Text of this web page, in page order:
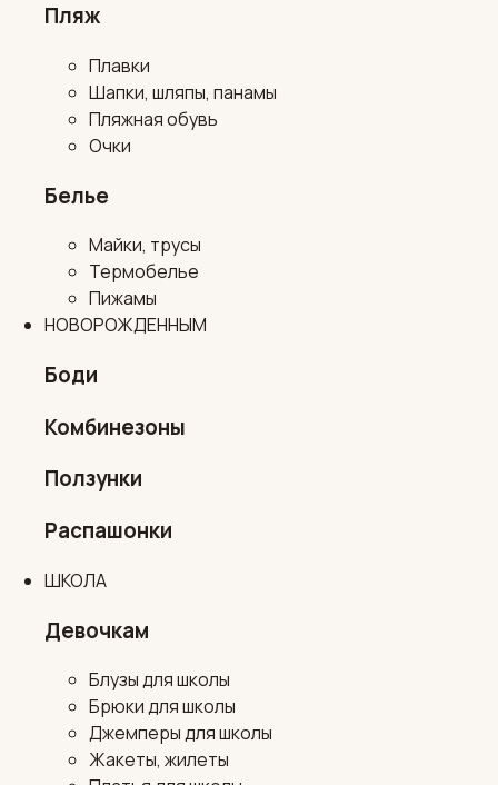
Пляж
Плавки
Шапки, шляпы, панамы
Пляжная обувь
Очки
Белье
Майки, трусы
Термобелье
Пижамы
НОВОРОЖДЕННЫМ
Боди
Комбинезоны
Ползунки
Распашонки
ШКОЛА
Девочкам
Блузы для школы
Брюки для школы
Джемперы для школы
Жакеты, жилеты